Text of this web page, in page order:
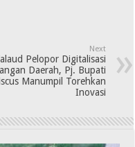
Next
Pelopor Digitalisasi
Daerah, Pj. Bupati
Manumpil Torehkan
Inovasi